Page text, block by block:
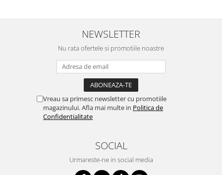
atras atentia ca nu era conectat
cablul de video de la camera
serviabili, livrare rapidă, suport
tehnic, totul impecabil, o să revin
la ei și pentru vi...
NEWSLETTER
Nu rata ofertele si promotiile noastre
Vreau sa primesc newsletter cu promotiile
magazinului. Afla mai multe in Politica de
Confidentialitate
SOCIAL
Urmareste-ne in social media